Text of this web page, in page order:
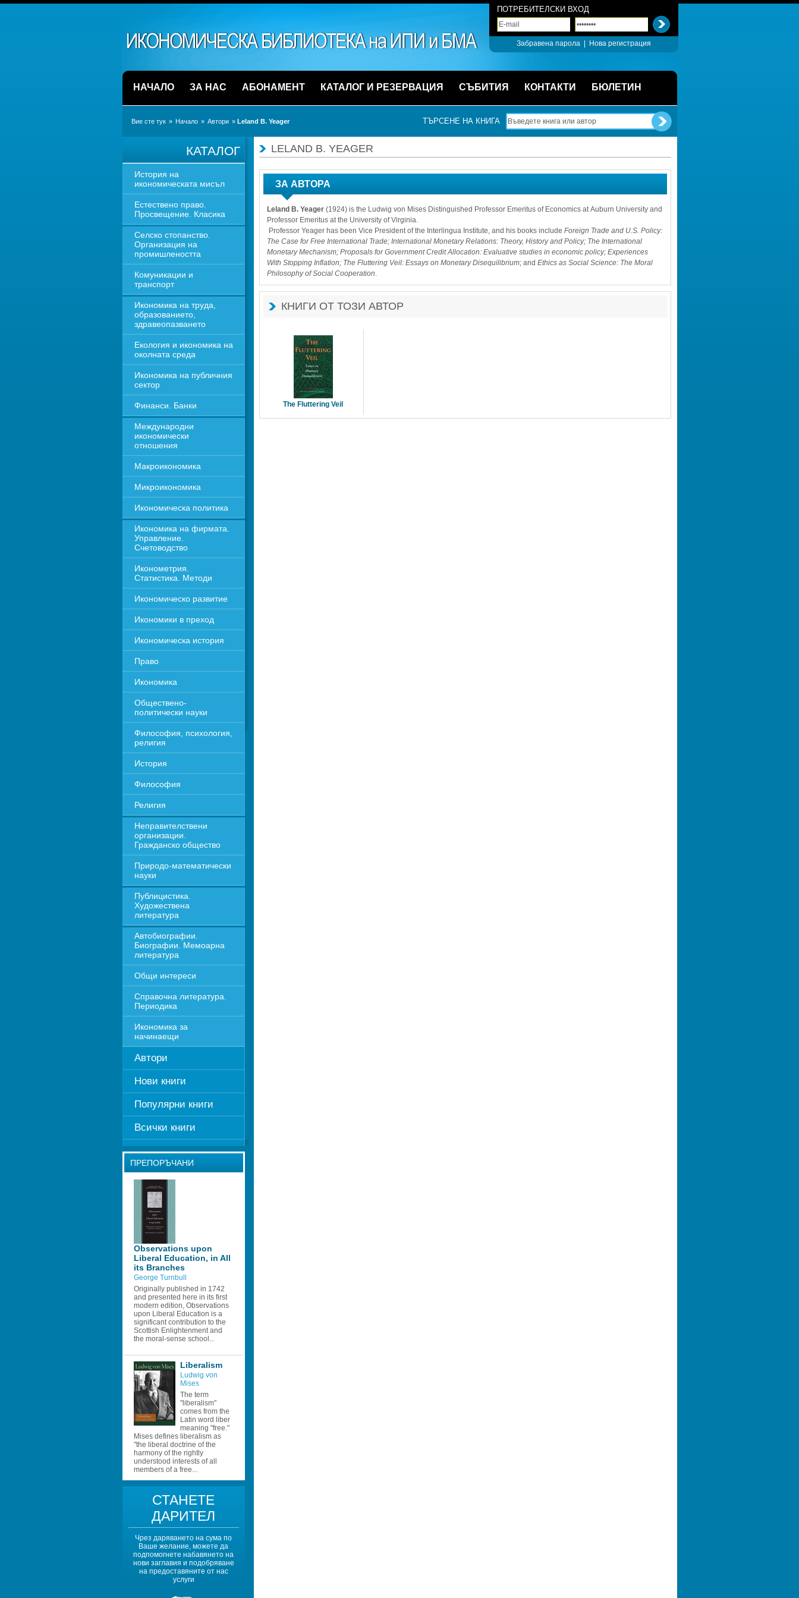
ПОТРЕБИТЕЛСКИ ВХОД
Забравена парола Нова регистрация
НАЧАЛО ЗА НАС АБОНАМЕНТ КАТАЛОГ И РЕЗЕРВАЦИЯ СЪБИТИЯ КОНТАКТИ БЮЛЕТИН
Вие сте тук » Начало » Автори » Leland B. Yeager ТЪРСЕНЕ НА КНИГА
КАТАЛОГ
История на
икономическата мисъл
Естествено право.
Просвещение. Класика
Селско стопанство.
Организация на
промишлеността
Комуникации и
транспорт
Икономика на труда,
образованието,
здравеопазването
Екология и икономика на
околната среда
Икономика на публичния
сектор
Финанси. Банки
Международни
икономически
отношения
Макроикономика
Микроикономика
Икономическа политика
Икономика на фирмата.
Управление.
Счетоводство
Иконометрия.
Статистика. Методи
Икономическо развитие
Икономики в преход
Икономическа история
Право
Икономика
Обществено-
политически науки
Философия, психология,
религия
История
Философия
Религия
Неправителствени
организации.
Гражданско общество
Природо-математически
науки
Публицистика.
Художествена
литература
Автобиографии.
Биографии. Мемоарна
литература
Общи интереси
Справочна литература.
Периодика
Икономика за
начинаещи
Автори
Нови книги
Популярни книги
Всички книги
ПРЕПОРЪЧАНИ
Observations upon
Liberal Education, in All
its Branches
George Turnbull
Originally published in 1742
and presented here in its first
modern edition, Observations
upon Liberal Education is a
significant contribution to the
Scottish Enlightenment and
the moral-sense school...
Liberalism
Ludwig von
Mises
The term
"liberalism"
comes from the
Latin word liber
meaning "free."
Mises defines liberalism as
"the liberal doctrine of the
harmony of the rightly
understood interests of all
members of a free...
СТАНЕТЕ
ДАРИТЕЛ
Чрез даряването на сума по
Ваше желание, можете да
подпомогнете набавянето на
нови заглавия и подобряване
на предоставяните от нас
услуги
LELAND B. YEAGER
ЗА АВТОРА
Leland B. Yeager (1924) is the Ludwig von Mises Distinguished Professor Emeritus of Economics at Auburn University and
Professor Emeritus at the University of Virginia.
Professor Yeager has been Vice President of the Interlingua Institute, and his books include Foreign Trade and U.S. Policy:
The Case for Free International Trade; International Monetary Relations: Theory, History and Policy; The International
Monetary Mechanism; Proposals for Government Credit Allocation: Evaluative studies in economic policy; Experiences
With Stopping Inflation; The Fluttering Veil: Essays on Monetary Disequilibrium; and Ethics as Social Science: The Moral
Philosophy of Social Cooperation.
КНИГИ ОТ ТОЗИ АВТОР
The Fluttering Veil